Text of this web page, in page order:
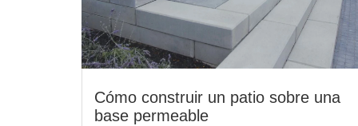
Cómo construir un patio sobre una
base permeable